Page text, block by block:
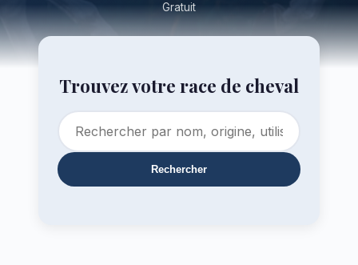
Gratuit
Trouvez votre race de cheval
Rechercher